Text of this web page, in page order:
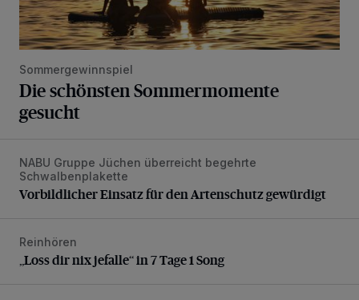
Sommergewinnspiel
Die schönsten Sommermomente
gesucht
Vorbildlicher Einsatz für den Artenschutz gewürdigt
NABU Gruppe Jüchen überreicht begehrte
Schwalbenplakette
Vorbildlicher Einsatz für den Artenschutz gewürdigt
„Loss dir nix jefalle“ in 7 Tage 1 Song
Reinhören
„Loss dir nix jefalle“ in 7 Tage 1 Song